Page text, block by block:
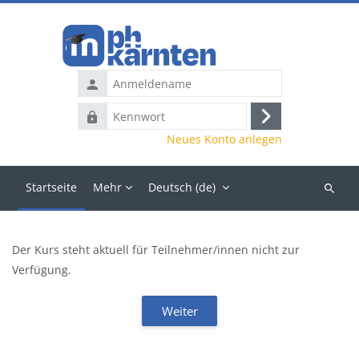
Anmeldename
Kennwort
Anmelden
Neues Konto anlegen
Startseite Mehr Deutsch ‎(de)‎
Kurse
Der Kurs steht aktuell für Teilnehmer/innen nicht zur
Verfügung.
Weiter